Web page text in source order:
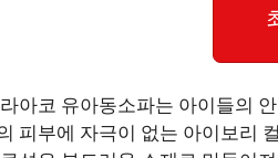
아코 유아동소파는 아이들의
피부에 자극이 없는 아이보리